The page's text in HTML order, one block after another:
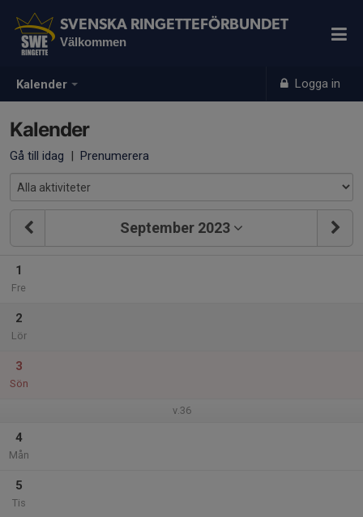
Kalender Logga in
SVENSKA RINGETTEFÖRBUNDET
Välkommen
Kalender
Gå till idag | Prenumerera
September 2023
1
Fre
2
Lör
3
Sön
v.36
4
Mån
5
Tis